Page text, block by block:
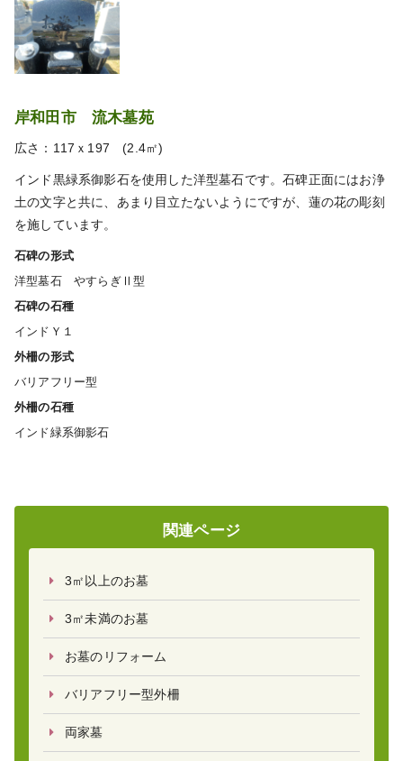
岸和田市 流木墓苑
広さ：117ｘ197 (2.4㎡)
インド黒緑系御影石を使用した洋型墓石です。石碑正面にはお浄
土の文字と共に、あまり目立たないようにですが、蓮の花の彫刻
を施しています。
石碑の形式
洋型墓石 やすらぎⅡ型
石碑の石種
インドＹ１
外柵の形式
バリアフリー型
外柵の石種
インド緑系御影石
関連ページ
3㎡以上のお墓
3㎡未満のお墓
お墓のリフォーム
バリアフリー型外柵
両家墓